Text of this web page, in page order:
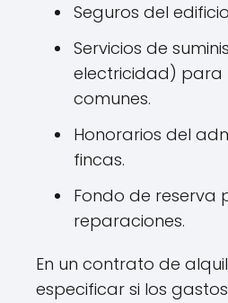
Seguros del
Servicios de
electricidad) para
comunes.
Honorarios del
fincas.
Fondo de reserva
reparaciones.
En un contrato de
especificar si los